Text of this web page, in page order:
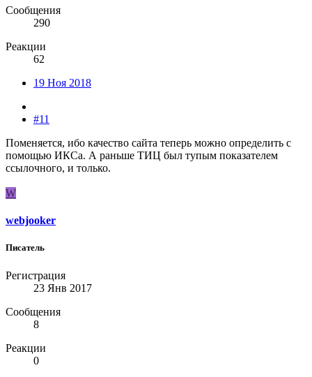
Сообщения
290
Реакции
62
19 Ноя 2018
#11
Поменяется, ибо качество сайта теперь можно определить с
помощью ИКСа. А раньше ТИЦ был тупым показателем
ссылочного, и только.
W
webjooker
Писатель
Регистрация
23 Янв 2017
Сообщения
8
Реакции
0